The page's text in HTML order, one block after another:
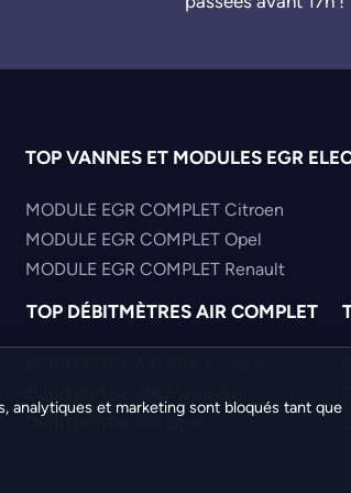
TOP VANNES ET MODULES EGR
MODULE EGR COMPLET Citroen
MODULE EGR COMPLET Opel
MODULE EGR COMPLET Renault
TOP DÉBITMÈTRES AIR COMPLET
analytiques et marketing sont bloqués tant que